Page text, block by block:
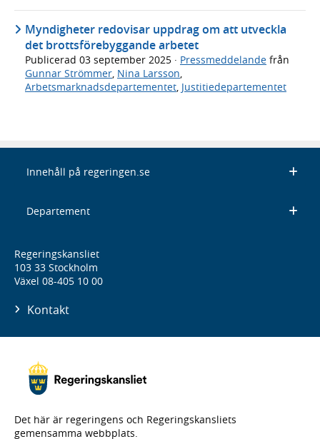
Myndigheter redovisar uppdrag om att utveckla
det brottsförebyggande arbetet
Publicerad 03 september 2025 · Pressmeddelande från
Gunnar Strömmer, Nina Larsson,
Arbetsmarknadsdepartementet, Justitiedepartementet
Innehåll på regeringen.se
Departement
Regeringskansliet
103 33 Stockholm
Växel 08-405 10 00
Kontakt
Det här är regeringens och Regeringskansliets
gemensamma webbplats.